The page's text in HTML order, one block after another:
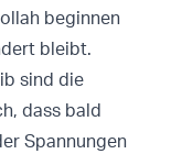
beginnen
bleibt.
sind die
dass bald
Spannungen